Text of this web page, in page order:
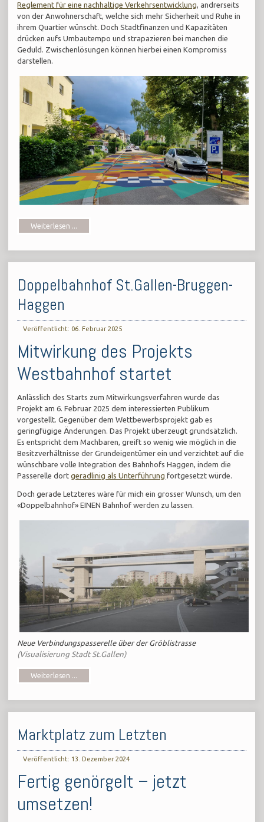
Reglement für eine nachhaltige Verkehrsentwicklung, andrerseits
von der Anwohnerschaft, welche sich mehr Sicherheit und Ruhe in
ihrem Quartier wünscht. Doch Stadtfinanzen und Kapazitäten
drücken aufs Umbautempo und strapazieren bei manchen die
Geduld. Zwischenlösungen können hierbei einen Kompromiss
darstellen.
Weiterlesen ...
Doppelbahnhof St.Gallen-Bruggen-
Haggen
Veröffentlicht: 06. Februar 2025
Mitwirkung des Projekts
Westbahnhof startet
Anlässlich des Starts zum Mitwirkungsverfahren wurde das
Projekt am 6. Februar 2025 dem interessierten Publikum
vorgestellt. Gegenüber dem Wettbewerbsprojekt gab es
geringfügige Änderungen. Das Projekt überzeugt grundsätzlich.
Es entspricht dem Machbaren, greift so wenig wie möglich in die
Besitzverhältnisse der Grundeigentümer ein und verzichtet auf die
wünschbare volle Integration des Bahnhofs Haggen, indem die
Passerelle dortgeradlinig als Unterführung fortgesetzt würde.
Doch gerade Letzteres wäre für mich ein grosser Wunsch, um den
«Doppelbahnhof» EINEN Bahnhof werden zu lassen.
Neue Verbindungspasserelle über der Gröblistrasse
(Visualisierung Stadt St.Gallen)
Weiterlesen ...
Marktplatz zum Letzten
Veröffentlicht: 13. Dezember 2024
Fertig genörgelt – jetzt
umsetzen!